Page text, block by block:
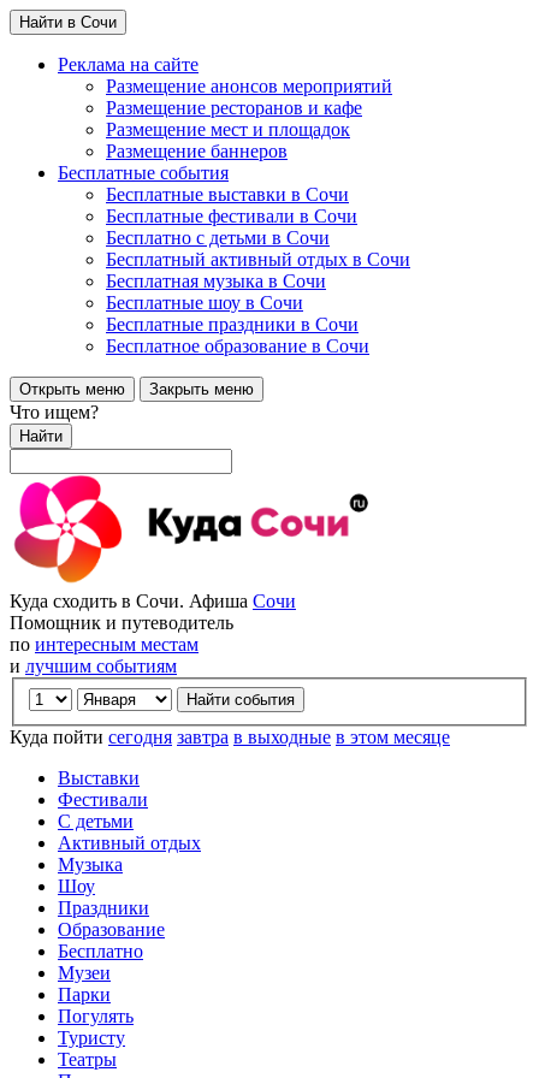
Найти в Сочи
Реклама на сайте
Размещение анонсов мероприятий
Размещение ресторанов и кафе
Размещение мест и площадок
Размещение баннеров
Бесплатные события
Бесплатные выставки в Сочи
Бесплатные фестивали в Сочи
Бесплатно с детьми в Сочи
Бесплатный активный отдых в Сочи
Бесплатная музыка в Сочи
Бесплатные шоу в Сочи
Бесплатные праздники в Сочи
Бесплатное образование в Сочи
Открыть меню Закрыть меню
Что ищем?
Найти
Куда сходить в Сочи. Афиша Сочи
Помощник и путеводитель
по интересным местам
и лучшим событиям
Куда пойти сегодня завтра в выходные в этом месяце
Выставки
Фестивали
С детьми
Активный отдых
Музыка
Шоу
Праздники
Образование
Бесплатно
Музеи
Парки
Погулять
Туристу
Театры